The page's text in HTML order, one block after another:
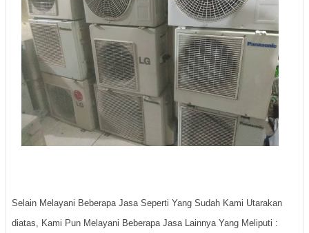
Selain Melayani Beberapa Jasa Seperti Yang Sudah Kami Utarakan
diatas, Kami Pun Melayani Beberapa Jasa Lainnya Yang Meliputi :